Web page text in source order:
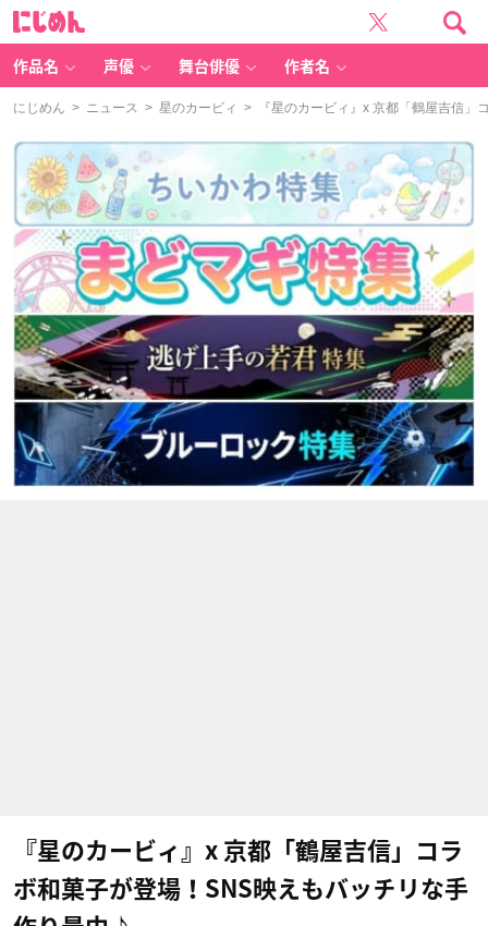
作品名 声優 舞台俳優 作者名
にじめん > ニュース > 星のカービィ > 『星のカービィ』x 京都「鶴屋吉信」
『星のカービィ』x 京都「鶴屋吉信」コラ
ボ和菓子が登場！SNS映えもバッチリな手